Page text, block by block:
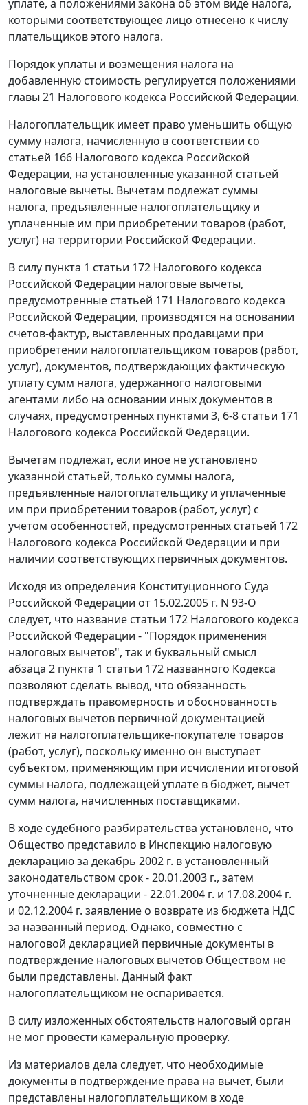
уплате, а положениями закона об этом виде налога,
которыми соответствующее лицо отнесено к числу
плательщиков этого налога.
Порядок уплаты и возмещения налога на
добавленную стоимость регулируется положениями
главы 21 Налогового кодекса Российской Федерации.
Налогоплательщик имеет право уменьшить общую
сумму налога, начисленную в соответствии со
статьей 166 Налогового кодекса Российской
Федерации, на установленные указанной статьей
налоговые вычеты. Вычетам подлежат суммы
налога, предъявленные налогоплательщику и
уплаченные им при приобретении товаров (работ,
услуг) на территории Российской Федерации.
В силу пункта 1 статьи 172 Налогового кодекса
Российской Федерации налоговые вычеты,
предусмотренные статьей 171 Налогового кодекса
Российской Федерации, производятся на основании
счетов-фактур, выставленных продавцами при
приобретении налогоплательщиком товаров (работ,
услуг), документов, подтверждающих фактическую
уплату сумм налога, удержанного налоговыми
агентами либо на основании иных документов в
случаях, предусмотренных пунктами 3, 6-8 статьи 171
Налогового кодекса Российской Федерации.
Вычетам подлежат, если иное не установлено
указанной статьей, только суммы налога,
предъявленные налогоплательщику и уплаченные
им при приобретении товаров (работ, услуг) с
учетом особенностей, предусмотренных статьей 172
Налогового кодекса Российской Федерации и при
наличии соответствующих первичных документов.
Исходя из определения Конституционного Суда
Российской Федерации от 15.02.2005 г. N 93-О
следует, что название статьи 172 Налогового кодекса
Российской Федерации - "Порядок применения
налоговых вычетов", так и буквальный смысл
абзаца 2 пункта 1 статьи 172 названного Кодекса
позволяют сделать вывод, что обязанность
подтверждать правомерность и обоснованность
налоговых вычетов первичной документацией
лежит на налогоплательщике-покупателе товаров
(работ, услуг), поскольку именно он выступает
субъектом, применяющим при исчислении итоговой
суммы налога, подлежащей уплате в бюджет, вычет
сумм налога, начисленных поставщиками.
В ходе судебного разбирательства установлено, что
Общество представило в Инспекцию налоговую
декларацию за декабрь 2002 г. в установленный
законодательством срок - 20.01.2003 г., затем
уточненные декларации - 22.01.2004 г. и 17.08.2004 г.
и 02.12.2004 г. заявление о возврате из бюджета НДС
за названный период. Однако, совместно с
налоговой декларацией первичные документы в
подтверждение налоговых вычетов Обществом не
были представлены. Данный факт
налогоплательщиком не оспаривается.
В силу изложенных обстоятельств налоговый орган
не мог провести камеральную проверку.
Из материалов дела следует, что необходимые
документы в подтверждение права на вычет, были
представлены налогоплательщиком в ходе